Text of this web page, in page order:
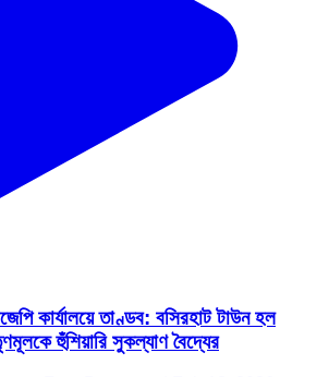
কার্যালয়ে তাণ্ডব: বসিরহাট টাউন হল
হুঁশিয়ারি সুকল্যাণ বৈদ্যের